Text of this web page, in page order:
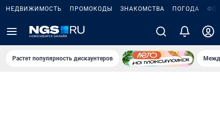
НЕДВИЖИМОСТЬ ПРОМОКОДЫ ЗНАКОМСТВА ПОГОДА
Растет популярность дискаунтеров